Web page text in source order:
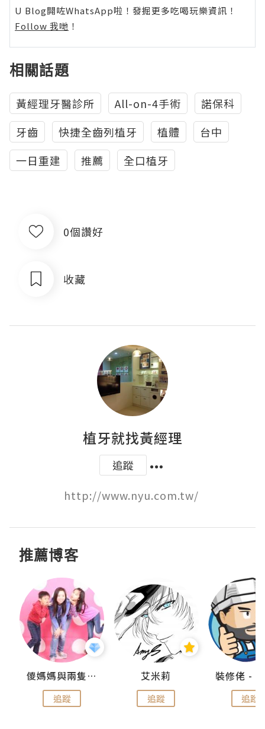
U Blog開咗WhatsApp啦！發掘更多吃喝玩樂資訊！
Follow 我哋 ！
相關話題
黃經理牙醫診所 All-on-4手術
諾保科
牙齒
快捷全齒列植牙 植體
台中
一日重建
推薦 全口植牙
0個讚好
收藏
植牙就找黃經理
追蹤
http://www.nyu.com.tw/
推薦博客
儍媽媽與兩隻小魔怪之家
追蹤
艾米莉
追蹤 追蹤